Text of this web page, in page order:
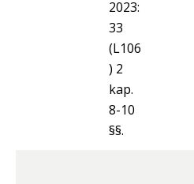
2023:
33
(L106
) 2
kap.
8-10
§§.